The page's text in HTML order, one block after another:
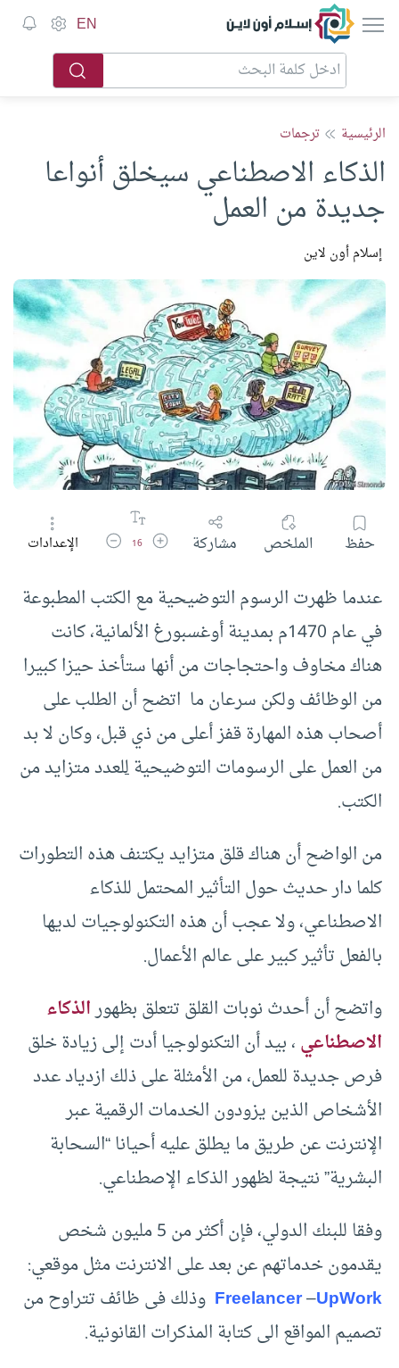
إسلام أون لاين EN
الرئيسية ترجمات
الذكاء الاصطناعي سيخلق أنواعا
جديدة من العمل
إسلام أون لاين
حفظ الملخص مشاركة زيادة حجم الخط
16 تقليل حجم الخط
الإعدادات
عندما ظهرت الرسوم التوضيحية مع الكتب المطبوعة
في عام 1470م بمدينة أوغسبورغ الألمانية، كانت
هناك مخاوف واحتجاجات من أنها ستأخذ حيزا كبيرا
من الوظائف ولكن سرعان ما اتضح أن الطلب على
أصحاب هذه المهارة قفز أعلى من ذي قبل، وكان لا بد
من العمل على الرسومات التوضيحيةللعدد متزايد من
الكتب.
من الواضح أن هناك قلق متزايد يكتنف هذه التطورات
كلما دار حديث حول التأثير المحتمل للذكاء
الاصطناعي، ولا عجب أن هذه التكنولوجيات لديها
بالفعل تأثير كبير على عالم الأعمال.
واتضح أن أحدث نوبات القلق تتعلق بظهورالذكاء
الاصطناعي، بيد أن التكنولوجيا أدت إلى زيادة خلق
فرص جديدة للعمل، من الأمثلة على ذلك ازدياد عدد
الأشخاص الذين يزودون الخدمات الرقمية عبر
الإنترنت عن طريق ما يطلق عليه أحيانا “السحابة
البشرية” نتيجة لظهور الذكاء الإصطناعي.
وفقا للبنك الدولي، فإن أكثر من 5 مليون شخص
يقدمون خدماتهم عن بعد على الانترنت مثل موقعي:
Freelancer–UpWork
وذلك فى ظائف تتراوح من
تصميم المواقع الى كتابة المذكرات القانونية.